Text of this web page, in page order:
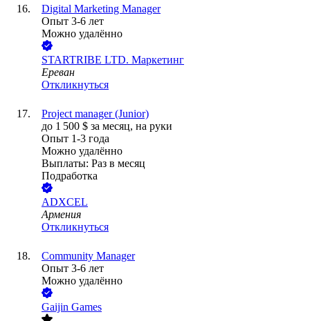
Digital Marketing Manager
Опыт 3-6 лет
Можно удалённо
STARTRIBE LTD. Маркетинг
Ереван
Откликнуться
Project manager (Junior)
до 1 500 $ за месяц, на руки
Опыт 1-3 года
Можно удалённо
Выплаты: Раз в месяц
Подработка
ADXCEL
Армения
Откликнуться
Community Manager
Опыт 3-6 лет
Можно удалённо
Gaijin Games